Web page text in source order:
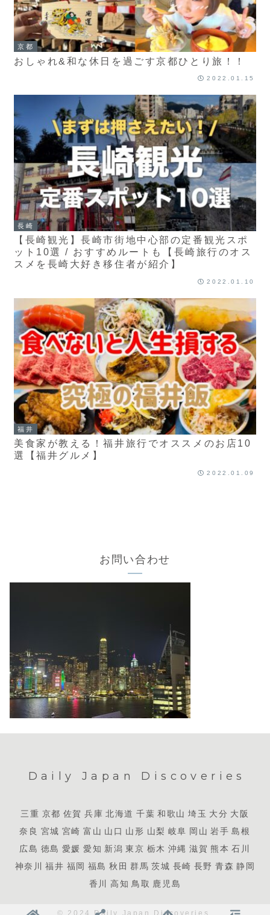
京都
おしゃれ&和な休日を過ごす京都ひとり旅！！
2022.01.15
長崎
【長崎観光】長崎市街地中心部の定番観光スポ
ット10選 / おすすめルートも【長崎旅行のオス
スメを長崎大好き移住者が紹介】
2022.01.10
福井
美食家が教える！福井旅行でオススメのお店10
選【福井グルメ】
2022.01.09
お問い合わせ
Daily Japan Discoveries
三重 京都 佐賀 兵庫 北海道 千葉 和歌山 埼玉 大分 大阪
奈良 宮城 宮崎 富山 山口 山形 山梨 岐阜 岡山 岩手 島根
広島 徳島 愛媛 愛知 新潟 東京 栃木 沖縄 滋賀 熊本 石川
神奈川 福井 福岡 福島 秋田 群馬 茨城 長崎 長野 青森 静岡
香川 高知 鳥取 鹿児島
© 2024 Daily Japan Discoveries.